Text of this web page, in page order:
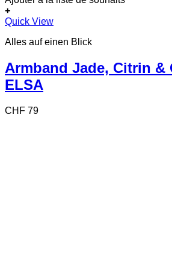
+
Quick View
Alles auf einen Blick
Armband Jade, Citrin &
ELSA
CHF 79